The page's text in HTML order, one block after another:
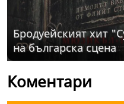
Бродуейският хит
на българска сцена
Коментари